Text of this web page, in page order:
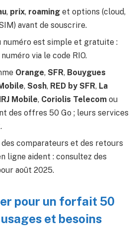
, prix, roaming et options (cloud,
avant de souscrire.
numéro est simple et gratuite :
via le code RIO.
Orange, SFR, Bouygues
, Sosh, RED by SFR, La
Mobile, Coriolis Telecom ou
des offres 50 Go ; leurs services
des comparateurs et des retours
ligne aident : consultez des
août 2025.
pour un forfait 50
et besoins